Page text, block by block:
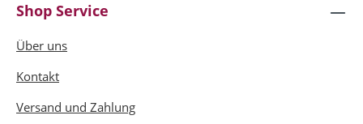
Shop Service
Über uns
Kontakt
Versand und Zahlung